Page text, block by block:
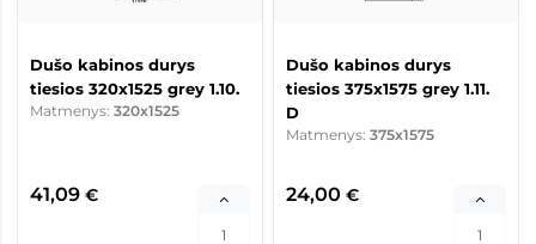
Dušo kabinos durys
tiesios 320x1525 grey 1.10.
Matmenys: 320x1525
41,09 €
Dušo kabinos durys
tiesios 375x1575 grey 1.11.
D
Matmenys: 375x1575
24,00 €